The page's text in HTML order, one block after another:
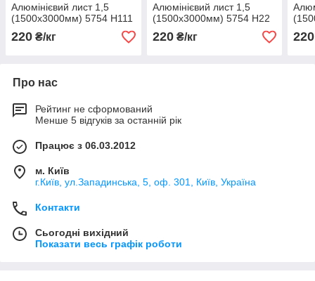
Алюмінієвий лист 1,5
(1500х3000мм) 5754 Н111
220 ₴/кг
Алюмінієвий лист 1,5
(1500х3000мм) 5754 Н22
220₴/кг 220
Про нас
Рейтинг не сформований
Менше 5 відгуків за останній рік
Працює з 06.03.2012
м. Київ
г.Київ, ул.Западинська, 5, оф. 301, Київ, Україна
Контакти
Сьогодні вихідний
Показати весь графік роботи